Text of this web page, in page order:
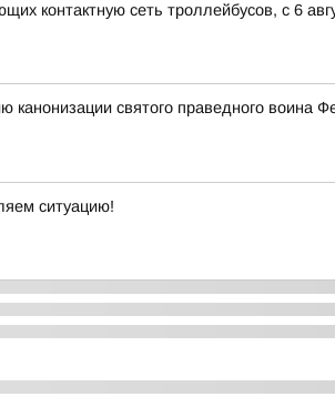
контактную сеть троллейбусов, с 6
канонизации святого праведного
ситуацию!